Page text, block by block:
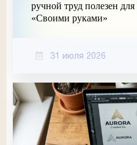
ручной труд полезен
«Своими руками»
31 июля 2026